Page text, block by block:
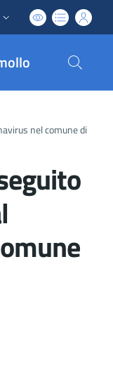
attiva:
nel comune di